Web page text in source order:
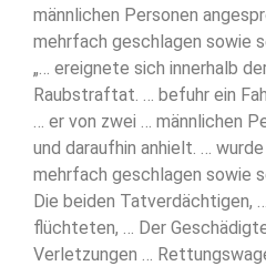
männlichen Personen
mehrfach geschlagen sowie
„… ereignete sich innerhalb
Raubstraftat. … befuhr ein
… er von zwei … männlichen
und daraufhin anhielt. …
mehrfach geschlagen sowie
Die beiden Tatverdächtigen,
flüchteten, … Der
Verletzungen …